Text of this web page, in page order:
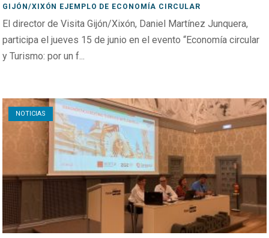
GIJÓN/XIXÓN EJEMPLO DE ECONOMÍA CIRCULAR
El director de Visita Gijón/Xixón, Daniel Martínez Junquera,
participa el jueves 15 de junio en el evento “Economía circular
y Turismo: por un f...
NOTICIAS
Open post